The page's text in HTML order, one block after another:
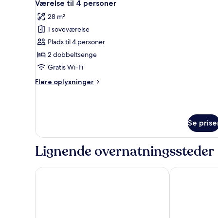
alle
billeder
af
Værelse
til
4
Værelse til 4 personer
28 m²
1 soveværelse
Plads til 4 personer
2 dobbeltsenge
Gratis Wi-Fi
Flere oplysninger
Flere
personer
Se
Lignende overnatningssteder
Hotel Villa Paulita Hotel del